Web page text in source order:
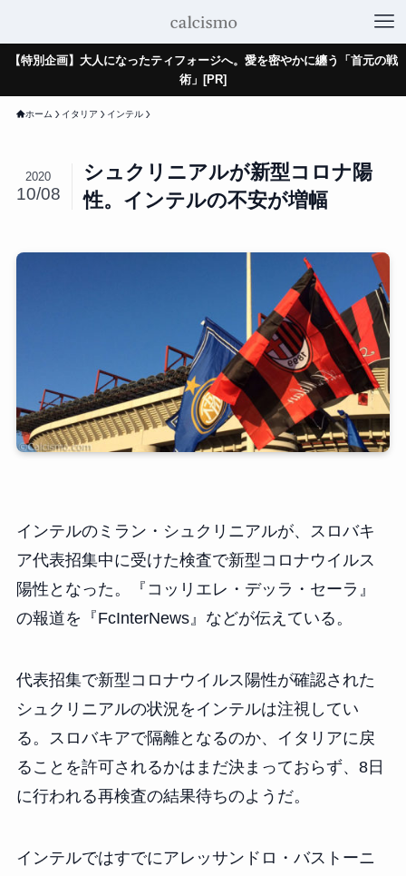
【特別企画】大人になったティフォージへ。愛を密やかに纏う「首元の戦
術」[PR]
ホーム イタリア インテル
シュクリニアルが新型コロナ陽
性。インテルの不安が増幅
2020
10/08
インテルのミラン・シュクリニアルが、スロバキ
ア代表招集中に受けた検査で新型コロナウイルス
陽性となった。『コッリエレ・デッラ・セーラ』
の報道を『FcInterNews』などが伝えている。
代表招集で新型コロナウイルス陽性が確認された
シュクリニアルの状況をインテルは注視してい
る。スロバキアで隔離となるのか、イタリアに戻
ることを許可されるかはまだ決まっておらず、8日
に行われる再検査の結果待ちのようだ。
インテルではすでにアレッサンドロ・バストーニ